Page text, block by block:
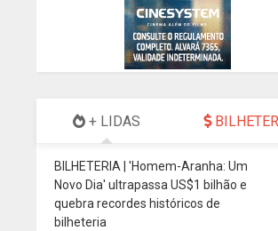
+ LIDAS
BILHETERIA | 'Homem-Aranha: Um
Novo Dia' ultrapassa US$1 bilhão e
quebra recordes históricos de
bilheteria